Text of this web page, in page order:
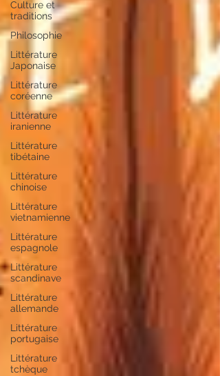
Culture et
traditions
Philosophie
Littérature
Japonaise
Littérature
coréenne
Littérature
iranienne
Littérature
tibétaine
Littérature
chinoise
Littérature
vietnamienne
Littérature
espagnole
Littérature
scandinave
Littérature
allemande
Littérature
portugaise
Littérature
tchèque